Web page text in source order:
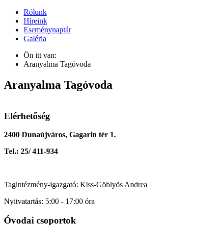
Rólunk
Híreink
Eseménynaptár
Galéria
Ön itt van:
Aranyalma Tagóvoda
Aranyalma Tagóvoda
Elérhetőség
2400 Dunaújváros, Gagarin tér 1.
Tel.: 25/ 411-934
Tagintézmény-igazgató: Kiss-Göblyös Andrea
Nyitvatartás: 5:00 - 17:00 óra
Óvodai csoportok